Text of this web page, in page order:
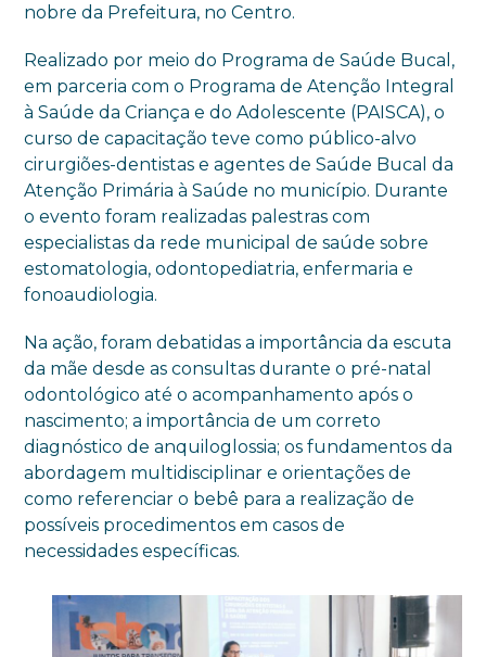
nobre da Prefeitura, no Centro.
Realizado por meio do Programa de Saúde Bucal,
em parceria com o Programa de Atenção Integral
à Saúde da Criança e do Adolescente (PAISCA), o
curso de capacitação teve como público-alvo
cirurgiões-dentistas e agentes de Saúde Bucal da
Atenção Primária à Saúde no município. Durante
o evento foram realizadas palestras com
especialistas da rede municipal de saúde sobre
estomatologia, odontopediatria, enfermaria e
fonoaudiologia.
Na ação, foram debatidas a importância da escuta
da mãe desde as consultas durante o pré-natal
odontológico até o acompanhamento após o
nascimento; a importância de um correto
diagnóstico de anquiloglossia; os fundamentos da
abordagem multidisciplinar e orientações de
como referenciar o bebê para a realização de
possíveis procedimentos em casos de
necessidades específicas.